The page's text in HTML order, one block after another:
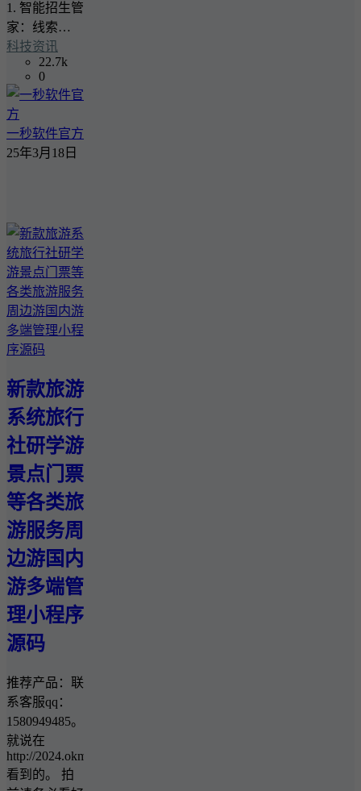
1. 智能招生管
家：线索…
科技资讯
22.7k
0
一秒软件官方
25年3月18日
新款旅游
系统旅行
社研学游
景点门票
等各类旅
游服务周
边游国内
游多端管
理小程序
源码
推荐产品：联
系客服qq：
1580949485。
就说在
http://2024.okmg.cn/
看到的。 拍